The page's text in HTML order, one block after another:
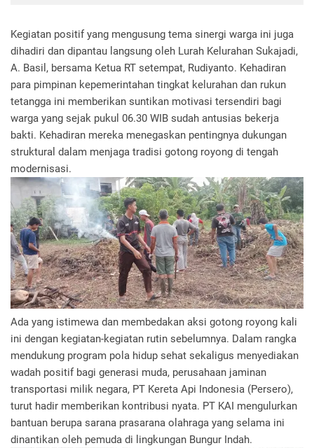
Kegiatan positif yang mengusung tema sinergi warga ini juga
dihadiri dan dipantau langsung oleh Lurah Kelurahan Sukajadi,
A. Basil, bersama Ketua RT setempat, Rudiyanto. Kehadiran
para pimpinan kepemerintahan tingkat kelurahan dan rukun
tetangga ini memberikan suntikan motivasi tersendiri bagi
warga yang sejak pukul 06.30 WIB sudah antusias bekerja
bakti. Kehadiran mereka menegaskan pentingnya dukungan
struktural dalam menjaga tradisi gotong royong di tengah
modernisasi.
Ada yang istimewa dan membedakan aksi gotong royong kali
ini dengan kegiatan-kegiatan rutin sebelumnya. Dalam rangka
mendukung program pola hidup sehat sekaligus menyediakan
wadah positif bagi generasi muda, perusahaan jaminan
transportasi milik negara, PT Kereta Api Indonesia (Persero),
turut hadir memberikan kontribusi nyata. PT KAI mengulurkan
bantuan berupa sarana prasarana olahraga yang selama ini
dinantikan oleh pemuda di lingkungan Bungur Indah.